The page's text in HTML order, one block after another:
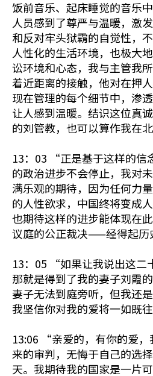
饭前音乐、起床睡觉的音乐
人员感到了尊严与温暖，激
和反对牢头狱霸的自觉性，
人性化的生活环境，也极大
讼环境和心态，我与主管我
着近距离的接触，他对在押
现在管理的每个细节中，渗
让人感到温暖。结识这位真
的刘管教，也可以算作我在
13：03 “正是基于这样的信
的政治进步不会停止，我对
满乐观的期待，因为任何力
的人性欲求，中国终将变成
也期待这样的进步能体现在
议庭的公正裁决——经得起历
13：05 “如果让我说出这二
那就是得到了我的妻子刘霞
妻子无法到庭旁听，但我还
我坚信你对我的爱将一如既
13:06 “亲爱的，有你的爱，
来的审判，无悔于自己的选
天。我期待我的国家是一片